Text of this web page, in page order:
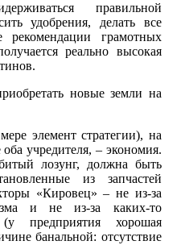
правильной
удобрения, делать все
рекомендации грамотных
реально высокая
новые земли на
элемент стратегии), на
учредителя, – экономия.
лозунг, должна быть
из запчастей
«Кировец» – не из-за
и не из-за каких-то
предприятия хорошая
банальной: отсутствие